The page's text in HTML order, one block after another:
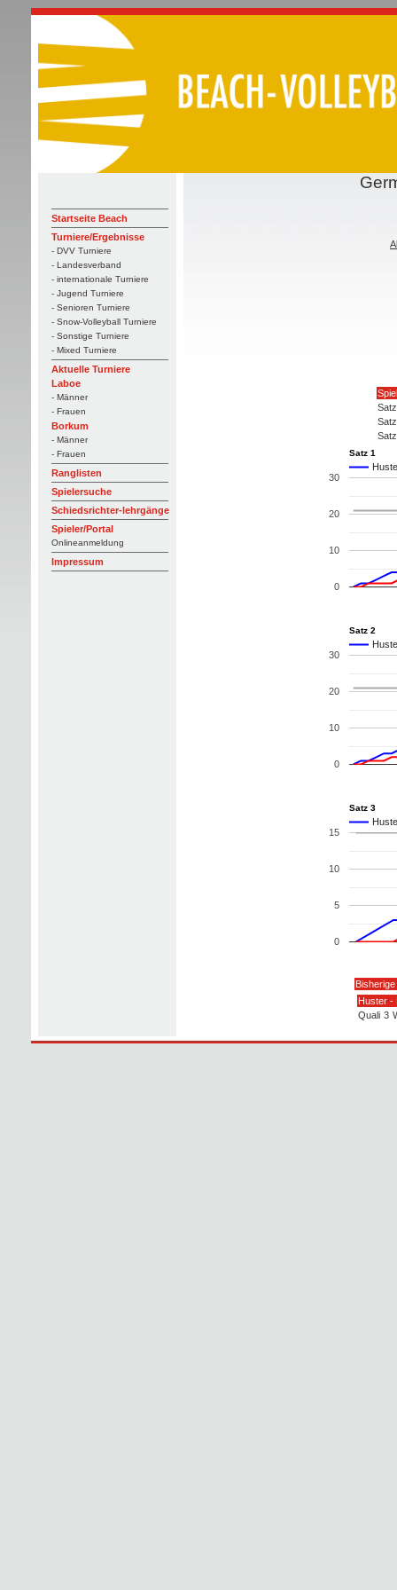
Startseite Beach
Turniere/Ergebnisse
- DVV Turniere
- Landesverband
- internationale Turniere
- Jugend Turniere
- Senioren Turniere
- Snow-Volleyball Turniere
- Sonstige Turniere
- Mixed Turniere
Aktuelle Turniere
Laboe
- Männer
- Frauen
Borkum
- Männer
- Frauen
Ranglisten
Spielersuche
Schiedsrichter-lehrgänge
Spieler/Portal
Onlineanmeldung
Impressum
Satz 1
0
10
20
30
Satz 2
0
10
20
30
Satz 3
0
5
10
15
Huster -
Quali 3